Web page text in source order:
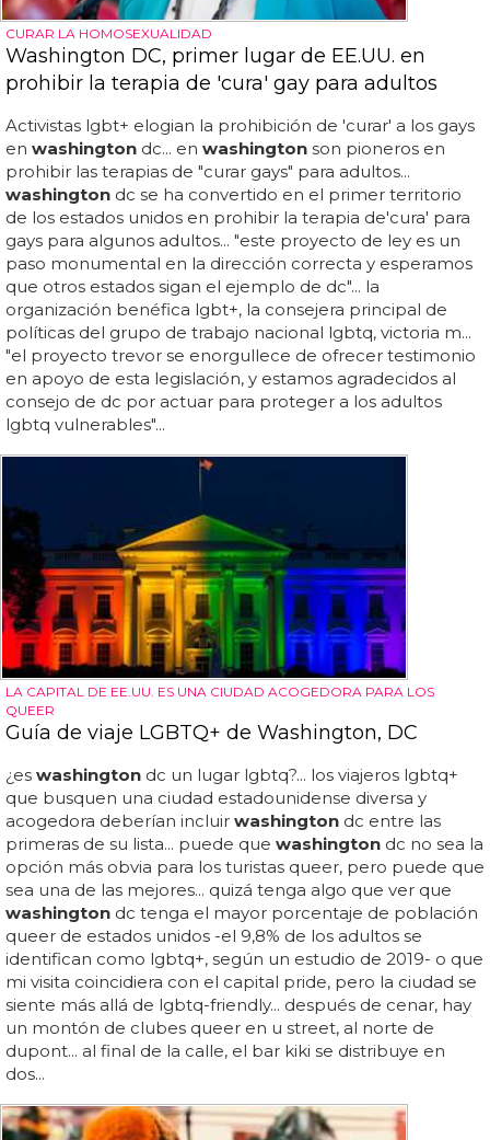
CURAR LA HOMOSEXUALIDAD
Washington DC, primer lugar de EE.UU. en
prohibir la terapia de 'cura' gay para adultos
Activistas lgbt+ elogian la prohibición de 'curar' a los gays
en washington dc... en washington son pioneros en
prohibir las terapias de "curar gays" para adultos...
washington dc se ha convertido en el primer territorio
de los estados unidos en prohibir la terapia de'cura' para
gays para algunos adultos... "este proyecto de ley es un
paso monumental en la dirección correcta y esperamos
que otros estados sigan el ejemplo de dc"... la
organización benéfica lgbt+, la consejera principal de
políticas del grupo de trabajo nacional lgbtq, victoria m...
"el proyecto trevor se enorgullece de ofrecer testimonio
en apoyo de esta legislación, y estamos agradecidos al
consejo de dc por actuar para proteger a los adultos
lgbtq vulnerables"...
LA CAPITAL DE EE.UU. ES UNA CIUDAD ACOGEDORA PARA LOS
QUEER
Guía de viaje LGBTQ+ de Washington, DC
¿es washington dc un lugar lgbtq?... los viajeros lgbtq+
que busquen una ciudad estadounidense diversa y
acogedora deberían incluir washington dc entre las
primeras de su lista... puede que washington dc no sea la
opción más obvia para los turistas queer, pero puede que
sea una de las mejores... quizá tenga algo que ver que
washington dc tenga el mayor porcentaje de población
queer de estados unidos -el 9,8% de los adultos se
identifican como lgbtq+, según un estudio de 2019- o que
mi visita coincidiera con el capital pride, pero la ciudad se
siente más allá de lgbtq-friendly... después de cenar, hay
un montón de clubes queer en u street, al norte de
dupont... al final de la calle, el bar kiki se distribuye en
dos...